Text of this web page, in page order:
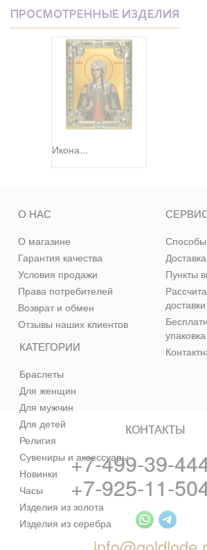
ПРОСМОТРЕННЫЕ ИЗДЕЛИЯ
Икона...
КАТЕГОРИИ
Браслеты
Для женщин
Для мужчин
Для детей
Религия
Сувениры и аксессуары
Новинки
Часы
Изделия из золота
Изделия из серебра
О НАС
О магазине
Гарантия качества
Условия продажи
Права потребителей
Возврат и обмен
Отзывы наших клиентов
Доставка
Пункты
упаковка
КОНТАКТЫ
+7-499-39-
+7-925-11-